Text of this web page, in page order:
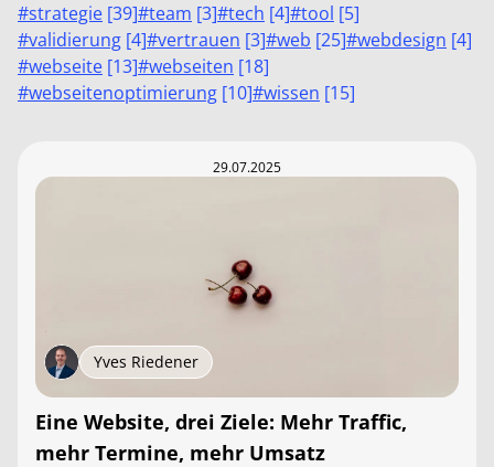
#strategie [39]#team [3]#tech [4]#tool [5]
#validierung [4]#vertrauen [3]#web [25]#webdesign [4]
#webseite [13]#webseiten [18]
#webseitenoptimierung [10]#wissen [15]
29.07.2025
Yves Riedener
Eine Website, drei Ziele: Mehr Traffic,
mehr Termine, mehr Umsatz